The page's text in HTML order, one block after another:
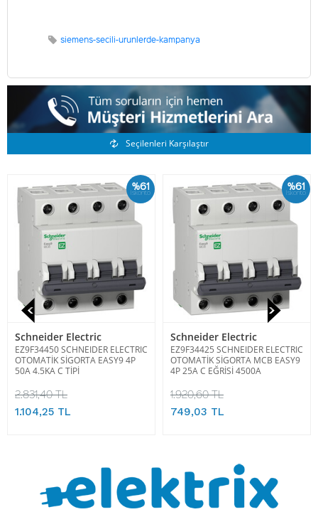
siemens-secili-urunlerde-kampanya
Benzer Ürünler
Seçilenleri Karşılaştır
%61
İskonto
Schneider Electric
EZ9F34450 SCHNEIDER ELECTRIC
OTOMATİK SİGORTA EASY9 4P
50A 4.5KA C TİPİ
2.831,40 TL
1.104,25 TL
%61
İskonto
Schneider Electric
EZ9F34425 SCHNEIDER ELECTRIC
OTOMATİK SİGORTA MCB EASY9
4P 25A C EĞRİSİ 4500A
1.920,60 TL
749,03 TL